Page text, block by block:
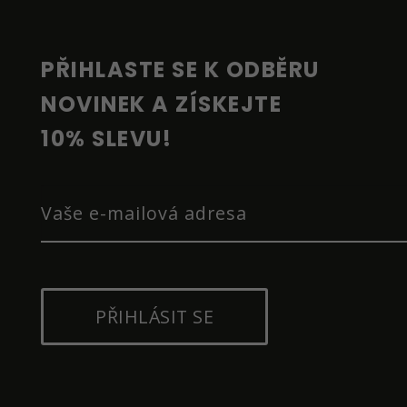
PŘIHLASTE SE K ODBĚRU
NOVINEK A ZÍSKEJTE
10% SLEVU!
PŘIHLÁSIT SE